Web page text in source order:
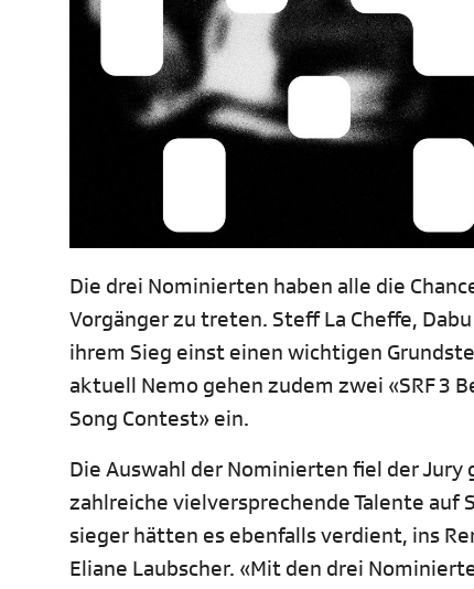
Die drei Nominierten haben alle die
Vorgänger zu treten. Steff La Cheffe,
ihrem Sieg einst einen wichtigen
aktuell Nemo gehen zudem zwei «SRF 3
Song Contest» ein.
Die Auswahl der Nominierten fiel der
zahlreiche vielversprechende Talente auf
sieger hätten es ebenfalls verdient, ins
Eliane Laubscher. «Mit den drei